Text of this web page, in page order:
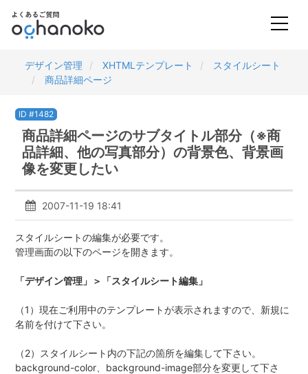
デザイン管理 XHTMLテンプレート
スタイルシート
商品詳細ページ
ID #1482
商品詳細ページのサブタイトル部分（※商
品詳細、他の写真部分）の背景色、背景画
像を変更したい
2007-11-19 18:41
スタイルシートの編集が必要です。
管理画面の以下のページを開きます。
「デザイン管理」＞「スタイルシート編集」
（1）現在ご利用中のテンプレートが表示されますので、新規に
名前を付けて下さい。
（2）スタイルシート内の下記の箇所を編集して下さい。
background-color、background-image部分を変更して下さ